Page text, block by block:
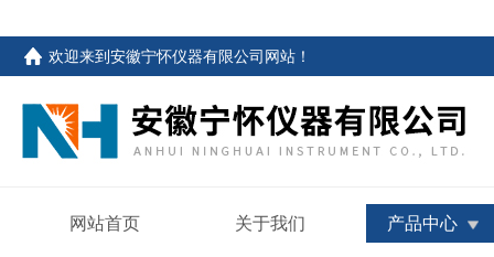
欢迎来到安徽宁怀仪器有限公司网站 ！
网站首页 关于我们 产品中心